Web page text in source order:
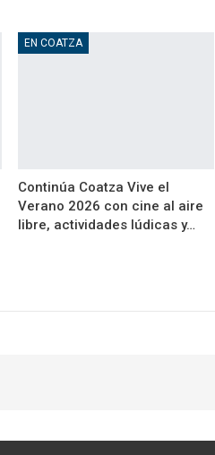
EN COATZA
Continúa Coatza Vive el
Verano 2026 con cine al aire
libre, actividades lúdicas y…